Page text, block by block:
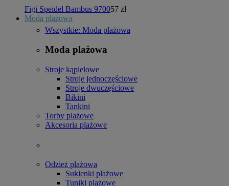
Figi Speidel Bambus 970057 zł
Moda plażowa
Wszystkie: Moda plażowa
Moda plażowa
Stroje kąpielowe
Stroje jednoczęściowe
Stroje dwuczęściowe
Bikini
Tankini
Torby plażowe
Akcesoria plażowe
Odzież plażowa
Sukienki plażowe
Tuniki plażowe